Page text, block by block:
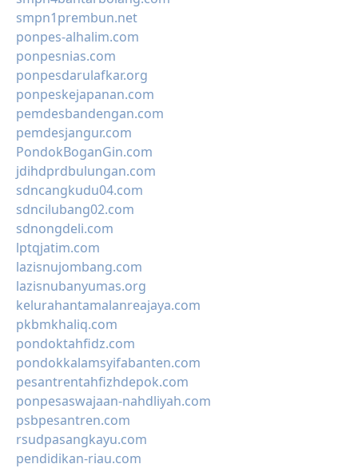
smpn1prembun.net
ponpes-alhalim.com
ponpesnias.com
ponpesdarulafkar.org
ponpeskejapanan.com
pemdesbandengan.com
pemdesjangur.com
PondokBoganGin.com
jdihdprdbulungan.com
sdncangkudu04.com
sdncilubang02.com
sdnongdeli.com
lptqjatim.com
lazisnujombang.com
lazisnubanyumas.org
kelurahantamalanreajaya.com
pkbmkhaliq.com
pondoktahfidz.com
pondokkalamsyifabanten.com
pesantrentahfizhdepok.com
ponpesaswajaan-nahdliyah.com
psbpesantren.com
rsudpasangkayu.com
pendidikan-riau.com